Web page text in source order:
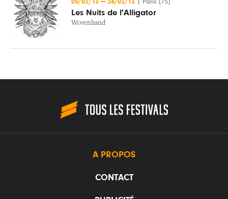
05/02/13 — 26/02/13 Paris (75)
Les Nuits de l'Alligator
Wovenhand
A PROPOS
CONTACT